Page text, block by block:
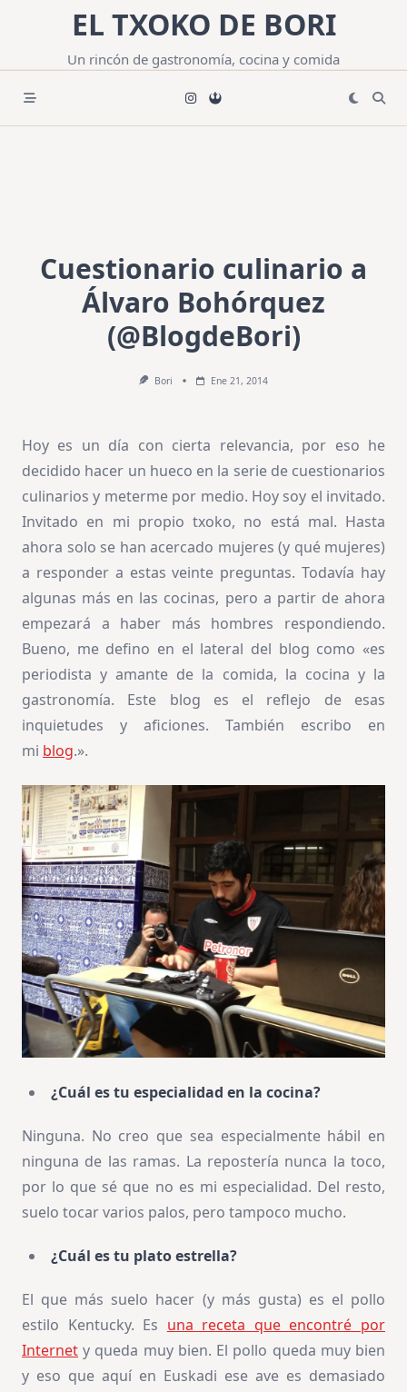
contenido
EL TXOKO DE BORI
Un rincón de gastronomía, cocina y comida
Cuestionario culinario a
Álvaro Bohórquez
(@BlogdeBori)
Bori Ene 21, 2014
Hoy es un día con cierta relevancia, por eso he
decidido hacer un hueco en la serie de cuestionarios
culinarios y meterme por medio. Hoy soy el invitado.
Invitado en mi propio txoko, no está mal. Hasta
ahora solo se han acercado mujeres (y qué mujeres)
a responder a estas veinte preguntas. Todavía hay
algunas más en las cocinas, pero a partir de ahora
empezará a haber más hombres respondiendo.
Bueno, me defino en el lateral del blog como «es
periodista y amante de la comida, la cocina y la
gastronomía. Este blog es el reflejo de esas
inquietudes y aficiones. También escribo en
mi blog.».
¿Cuál es tu especialidad en la cocina?
Ninguna. No creo que sea especialmente hábil en
ninguna de las ramas. La repostería nunca la toco,
por lo que sé que no es mi especialidad. Del resto,
suelo tocar varios palos, pero tampoco mucho.
¿Cuál es tu plato estrella?
El que más suelo hacer (y más gusta) es el pollo
estilo Kentucky. Es una receta que encontré por
Internet y queda muy bien. El pollo queda muy bien
y eso que aquí en Euskadi ese ave es demasiado